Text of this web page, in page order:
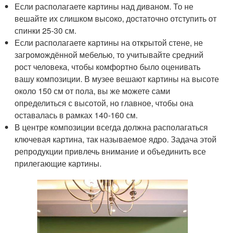
Если располагаете картины над диваном. То не
вешайте их слишком высоко, достаточно отступить от
спинки 25-30 см.
Если располагаете картины на открытой стене, не
загромождённой мебелью, то учитывайте средний
рост человека, чтобы комфортно было оценивать
вашу композиции. В музее вешают картины на высоте
около 150 см от пола, вы же можете сами
определиться с высотой, но главное, чтобы она
оставалась в рамках 140-160 см.
В центре композиции всегда должна располагаться
ключевая картина, так называемое ядро. Задача этой
репродукции привлечь внимание и объединить все
прилегающие картины.